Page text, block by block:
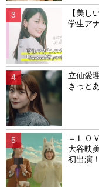
【美し
学生ア
立仙愛
きっと
＝ＬＯ
大谷映
初出演！